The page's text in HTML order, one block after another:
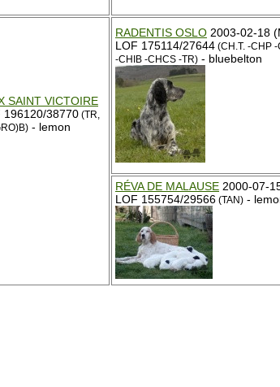
SAINT VICTOIRE
196120/38770 (TR,
- lemon
RADENTIS OSLO 2003-02-18
LOF 175114/27644 (CH.T. -CHP -
-CHIB -CHCS -TR) - bluebelton
RÉVA DE MALAUSE 2000-07-
LOF 155754/29566 (TAN) -